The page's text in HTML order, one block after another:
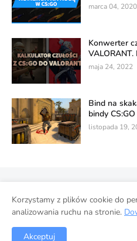
marca 04, 2020
Konwerter
maja 24, 2022
Bind na
bindy CS:GO
listopada 19,
© 2022 ESPORT-GO.pl.
Wykorzystanie danych w
Korzystamy z plików cookie do
analizowania ruchu na stronie.
Akceptuj